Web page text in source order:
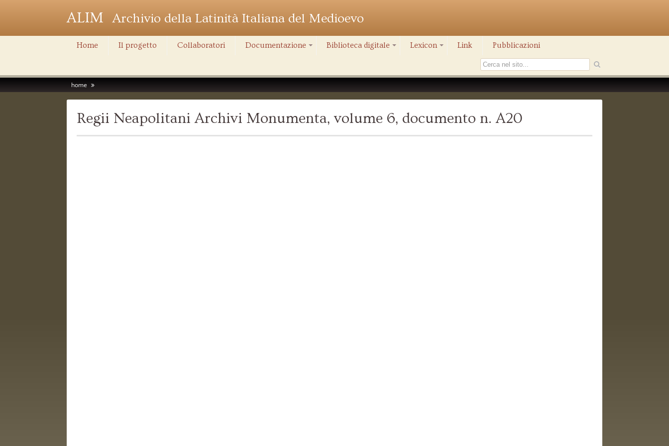
ALIM Archivio della Latinità Italiana del Medioevo
Home Il progetto Collaboratori Documentazione Biblioteca digitale Lexicon Link Pubblicazioni
home
Regii Neapolitani Archivi Monumenta, volume 6, documento n. A20